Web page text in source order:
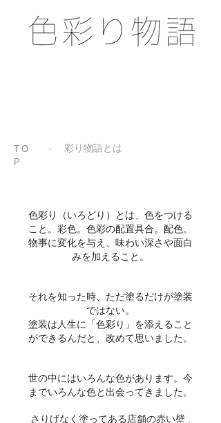
TO
P
> 彩り物語とは
色彩り（いろどり）とは、色をつける
こと。彩色。色彩の配置具合。配色。
物事に変化を与え、味わい深さや面白
みを加えること。
それを知った時、ただ塗るだけが塗装
ではない。
塗装は人生に「色彩り」を添えること
ができるんだと、改めて思いました。
世の中にはいろんな色があります。今
までいろんな色と出会ってきました。
さりげなく塗ってある店舗の赤い壁 ,